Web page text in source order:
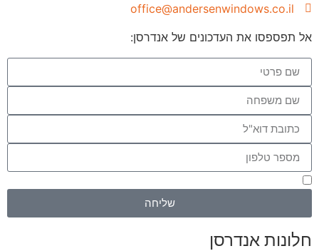
office@andersenwindows.co.il
אל תפספסו את העדכונים של אנדרסן:
שליחה
חלונות אנדרסן